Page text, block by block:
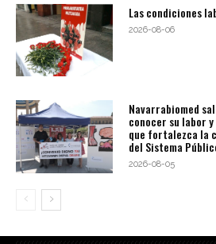
Las condiciones
2026-08-06
Navarrabiomed
conocer su labor
que fortalezca la
del Sistema
2026-08-05